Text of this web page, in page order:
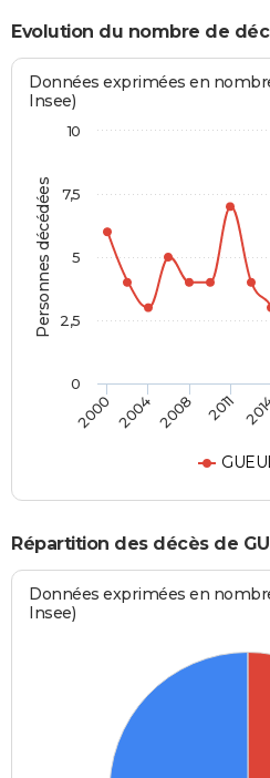
Evolution du nombre de
Personnes décédées
Données exprimées en
Insee)
2000 2004 2008 2011
0
10
2,5
5
7,5
Répartition des décès de
Données exprimées en
Insee)